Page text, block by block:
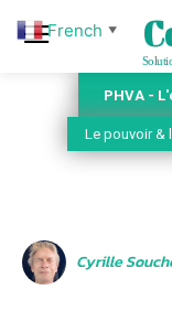
PHVA -
Le pouvoir &
Cyrille
French ▼